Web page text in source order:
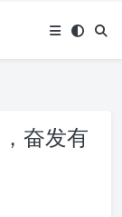
奋发有